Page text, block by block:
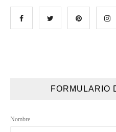
FORMULARIO
Nombre